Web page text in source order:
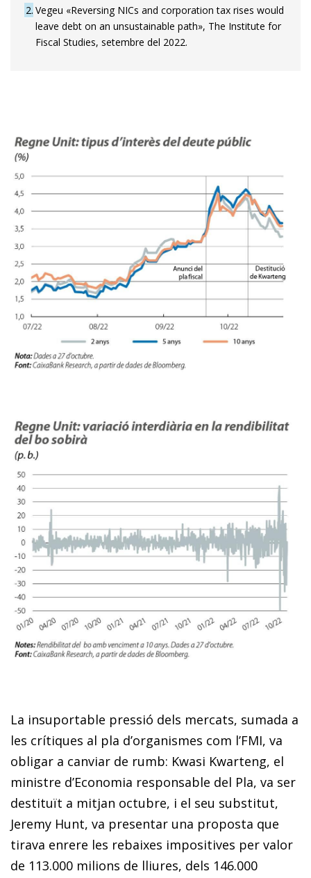
2 Vegeu «Reversing NICs and corporation tax rises would
leave debt on an unsustainable path», The Institute for
Fiscal Studies, setembre del 2022.
La insuportable pressió dels mercats, sumada a
les crítiques al pla d’organismes com l’FMI, va
obligar a canviar de rumb: Kwasi Kwarteng, el
ministre d’Economia responsable del Pla, va ser
destituït a mitjan octubre, i el seu substitut,
Jeremy Hunt, va presentar una proposta que
tirava enrere les rebaixes impositives per valor
de 113.000 milions de lliures, dels 146.000